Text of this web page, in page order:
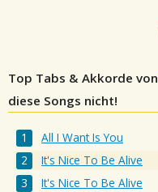
Top Tabs & Akkorde von
diese Songs nicht!
All I Want Is You
It's Nice To Be Alive
It's Nice To Be Alive